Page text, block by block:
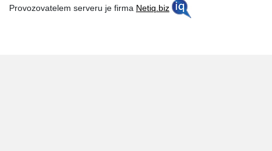
Provozovatelem serveru je firma Netiq.biz